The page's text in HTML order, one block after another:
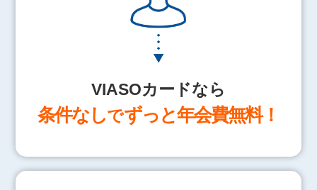
VIASOカードなら
条件なしでずっと年会費無料！